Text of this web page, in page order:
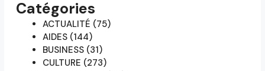
Catégories
ACTUALITÉ (75)
AIDES (144)
BUSINESS (31)
CULTURE (273)